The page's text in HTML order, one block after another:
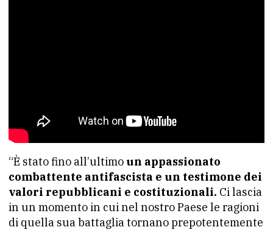
“È stato fino all’ultimo un appassionato
combattente antifascista e un testimone dei
valori repubblicani e costituzionali. Ci lascia
in un momento in cui nel nostro Paese le ragioni
di quella sua battaglia tornano prepotentemente